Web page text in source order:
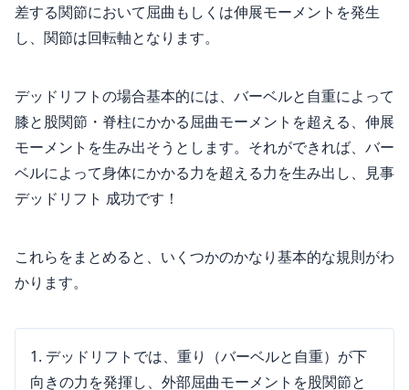
差する関節において屈曲もしくは伸展モーメントを発生
し、関節は回転軸となります。
デッドリフトの場合基本的には、バーベルと自重によって
膝と股関節・脊柱にかかる屈曲モーメントを超える、伸展
モーメントを生み出そうとします。それができれば、バー
ベルによって身体にかかる力を超える力を生み出し、見事
デッドリフト 成功です！
これらをまとめると、いくつかのかなり基本的な規則がわ
かります。
デッドリフトでは、重り（バーベルと自重）が下
向きの力を発揮し、外部屈曲モーメントを股関節と